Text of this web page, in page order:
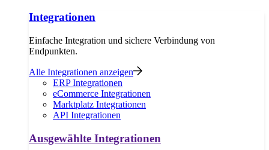
Integrationen
Einfache Integration und sichere Verbindung von
Endpunkten.
Alle Integrationen anzeigen
ERP Integrationen
eCommerce Integrationen
Marktplatz Integrationen
API Integrationen
Ausgewählte Integrationen